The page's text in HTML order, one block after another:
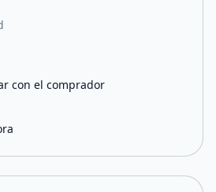
con el comprador